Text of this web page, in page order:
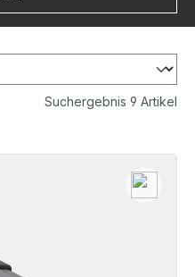
Suchergebnis 9 Artikel